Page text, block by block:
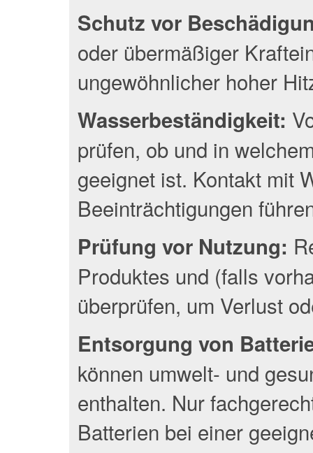
Schutz vor
oder übermäßiger
ungewöhnlicher hoher
Wasserbeständigkeit:
prüfen, ob und in
geeignet ist. Kontakt mit
Beeinträchtigungen
Prüfung vor Nutzung:
Produktes und (falls
überprüfen, um Verlust
Entsorgung von
können umwelt- und
enthalten. Nur
Batterien bei einer